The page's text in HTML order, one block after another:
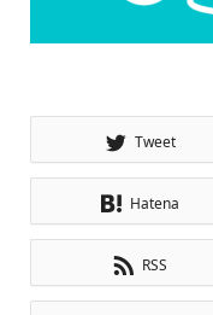
Tweet
Hatena
RSS